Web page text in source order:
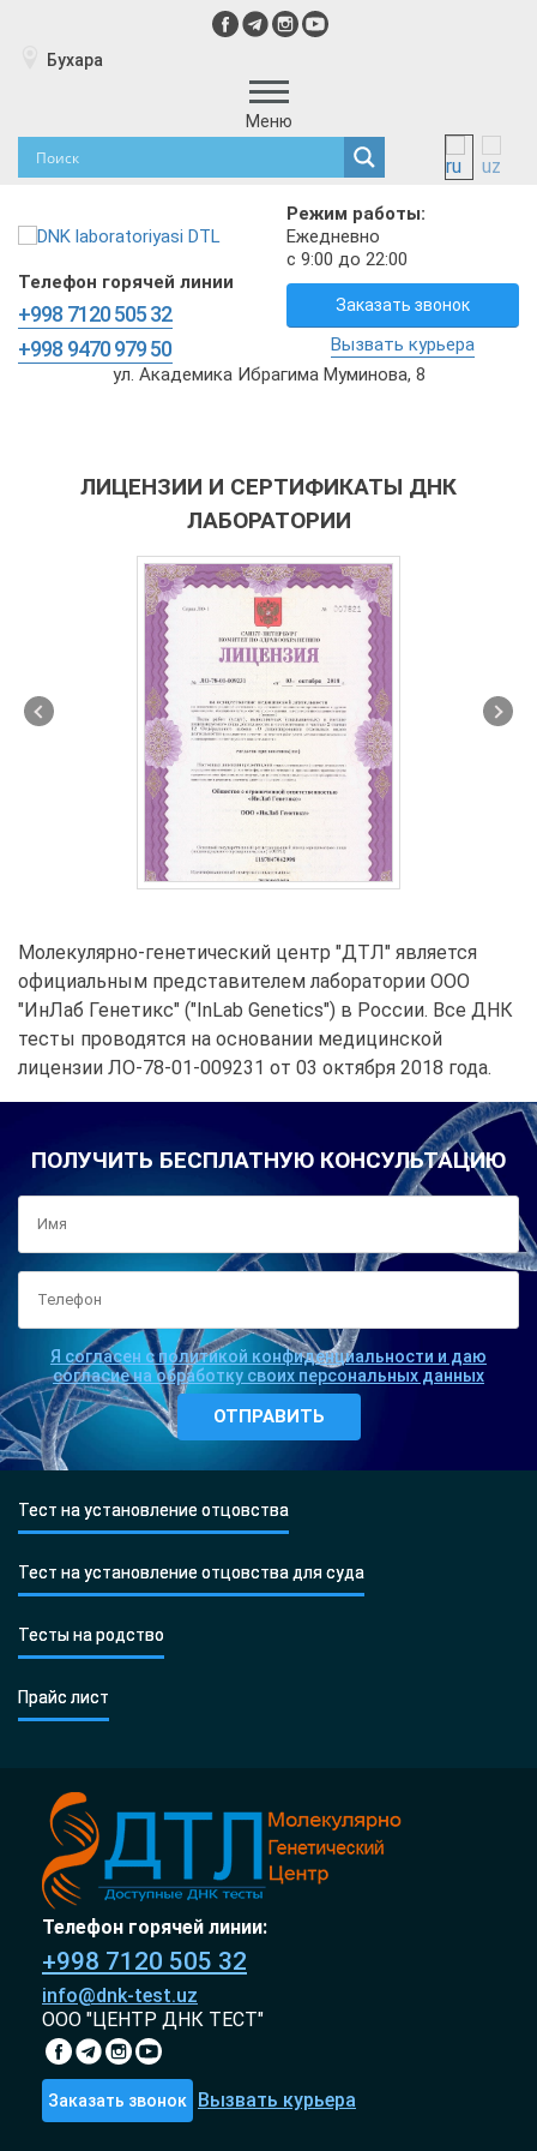
Бухара
Меню
Режим работы:
Ежедневно
с 9:00 до 22:00
Телефон горячей линии
+998 7120 505 32
+998 9470 979 50
Заказать звонок
Вызвать курьера
ул. Академика Ибрагима Муминова, 8
ЛИЦЕНЗИИ И СЕРТИФИКАТЫ ДНК
ЛАБОРАТОРИИ
Молекулярно-генетический центр "ДТЛ" является
официальным представителем лаборатории ООО
"ИнЛаб Генетикс" ("InLab Genetics") в России. Все ДНК
тесты проводятся на основании медицинской
лицензии ЛО-78-01-009231 от 03 октября 2018 года.
ПОЛУЧИТЬ БЕСПЛАТНУЮ КОНСУЛЬТАЦИЮ
Я согласен с политикой конфиденциальности и даю
согласие на обработку своих персональных данных
Тест на установление отцовства
Тест на установление отцовства для суда
Тесты на родство
Прайс лист
Телефон горячей линии:
+998 7120 505 32
info@dnk-test.uz
ООО "ЦЕНТР ДНК ТЕСТ"
Заказать звонок Вызвать курьера